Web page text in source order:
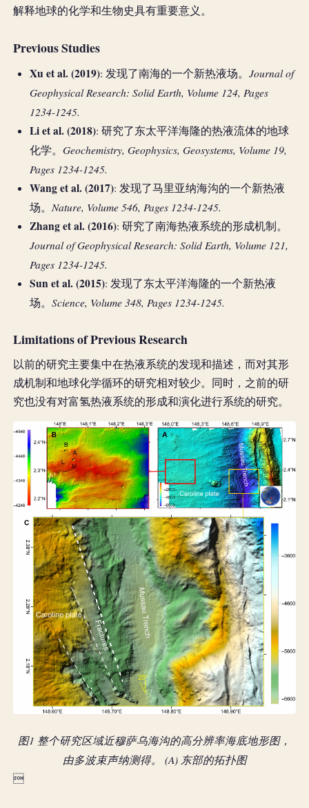
解释地球的化学和生物史具有重要意义。
Previous Studies
Xu et al. (2019): 发现了南海的一个新热液场。 Journal of
Geophysical Research: Solid Earth, Volume 124, Pages
1234-1245.
Li et al. (2018): 研究了东太平洋海隆的热液流体的地球
化学。 Geochemistry, Geophysics, Geosystems, Volume 19,
Pages 1234-1245.
Wang et al. (2017): 发现了马里亚纳海沟的一个新热液
场。 Nature, Volume 546, Pages 1234-1245.
Zhang et al. (2016): 研究了南海热液系统的形成机制。
Journal of Geophysical Research: Solid Earth, Volume 121,
Pages 1234-1245.
Sun et al. (2015): 发现了东太平洋海隆的一个新热液
场。 Science, Volume 348, Pages 1234-1245.
Limitations of Previous Research
以前的研究主要集中在热液系统的发现和描述，而对其形
成机制和地球化学循环的研究相对较少。同时，之前的研
究也没有对富氢热液系统的形成和演化进行系统的研究。
图1 整个研究区域近穆萨乌海沟的高分辨率海底地形图，
由多波束声纳测得。 (A) 东部的拓扑图
